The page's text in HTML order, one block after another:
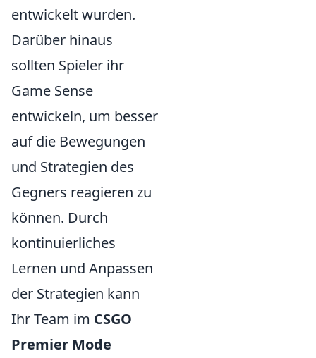
entwickelt wurden.
Darüber hinaus
sollten Spieler ihr
Game Sense
entwickeln, um besser
auf die Bewegungen
und Strategien des
Gegners reagieren zu
können. Durch
kontinuierliches
Lernen und Anpassen
der Strategien kann
Ihr Team im CSGO
Premier Mode